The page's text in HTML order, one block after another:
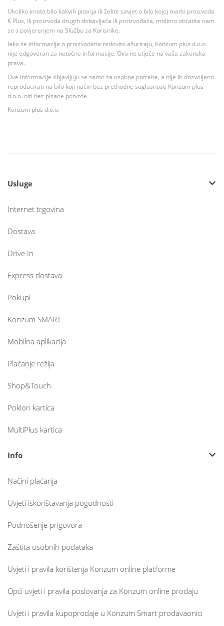
Ukoliko imate bilo kakvih pitanja ili želite savjet o bilo kojoj marki proizvoda
K Plus, ili proizvoda drugih dobavljača ili proizvođača, molimo obratite nam
se s povjerenjem na Službu za Korisnike.
Iako se informacije o proizvodima redovito ažuriraju, Konzum plus d.o.o.
nije odgovoran za netočne informacije. Ovo ne utječe na vaša zakonska
prava.
Ove informacije objavljuju se samo za osobne potrebe, a nije ih dozvoljeno
reproducirati na bilo koji način bez prethodne suglasnosti Konzum plus
d.o.o. niti bez pisane potvrde.
Konzum plus d.o.o.
Usluge
Internet trgovina
Dostava
Drive In
Express dostava
Pokupi
Konzum SMART
Mobilna aplikacija
Plaćanje režija
Shop&Touch
Poklon kartica
MultiPlus kartica
Info
Načini plaćanja
Uvjeti iskorištavanja pogodnosti
Podnošenje prigovora
Zaštita osobnih podataka
Uvjeti i pravila korištenja Konzum online platforme
Opći uvjeti i pravila poslovanja za Konzum online prodaju
Uvjeti i pravila kupoprodaje u Konzum Smart prodavaonici